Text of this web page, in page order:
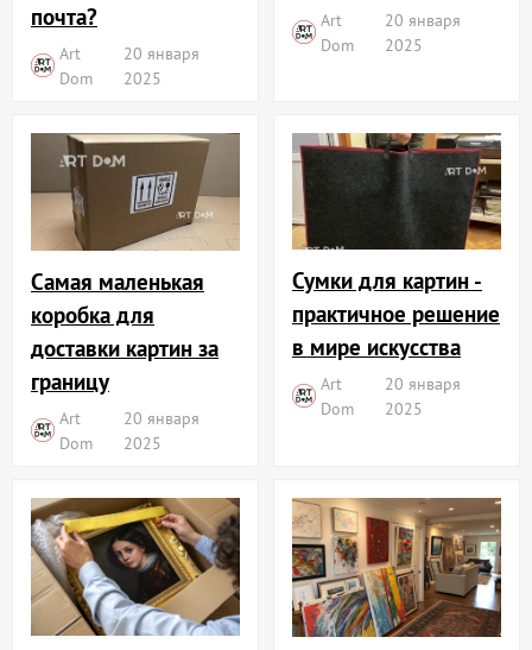
почта?
Art
Dom
20 января
2025
Art
Dom
20 января
2025
Самая маленькая
коробка для
доставки картин за
границу
Art
Dom
20 января
2025
Сумки для картин -
практичное решение
в мире искусства
Art
Dom
20 января
2025